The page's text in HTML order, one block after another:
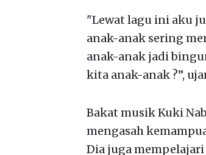
"Lewat lagu ini aku
anak-anak sering
anak-anak jadi
kita anak-anak ?”,
Bakat musik Kuki
mengasah
Dia juga